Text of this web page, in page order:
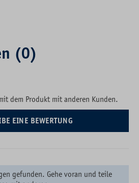
(0)
von 0 von 5 Sternen
dem Produkt mit anderen Kunden.
EINE BEWERTUNG
gefunden. Gehe voran und teile